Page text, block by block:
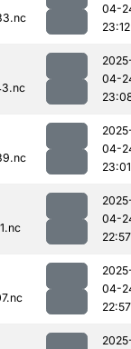
04-
23:12
04-
04-
23:01
04-
22:57
04-
22:57